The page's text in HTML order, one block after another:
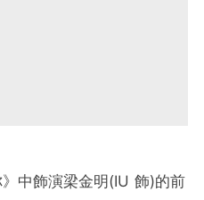
中飾演梁金明(IU 飾)的前